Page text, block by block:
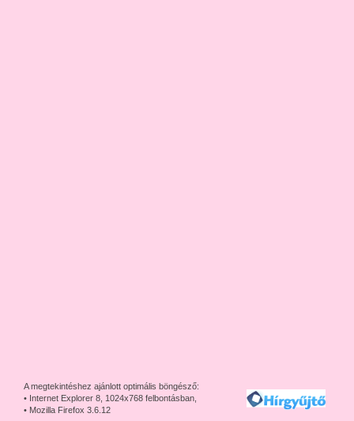
A megtekintéshez ajánlott optimális böngésző:
• Internet Explorer 8, 1024x768 felbontásban,
• Mozilla Firefox 3.6.12